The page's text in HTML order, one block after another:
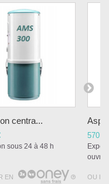
centra...
sous 24 à 48 h
EN OU